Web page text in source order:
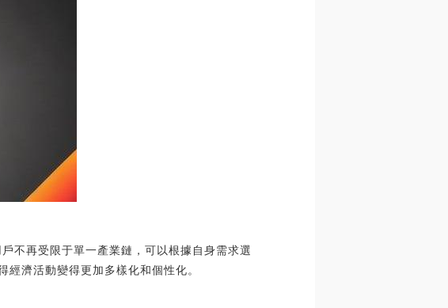
不再受限于單一產業鏈，可以根據自身需求選
濟活動變得更加多樣化和個性化。